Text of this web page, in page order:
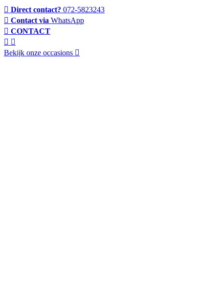
Direct contact? 072-5823243
Contact via WhatsApp
CONTACT
Bekijk onze occasions